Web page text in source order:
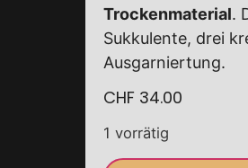
Trockenmaterial.
Sukkulente, drei
Ausgarniertung.
CHF 34.00
1 vorrätig